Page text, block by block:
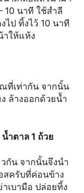
10 นาที ใช้สำลี
ไป ทิ้งไว้ 10 นาที
าให้แห้ง
ที่เท่ากัน จากนั้น
ล้างออกด้วยน้ำ
ำตาล 1 ถ้วย
กัน จากนั้นจึงนำ
สครับที่ค่อนข้าง
เบามือ ปล่อยทิ้ง